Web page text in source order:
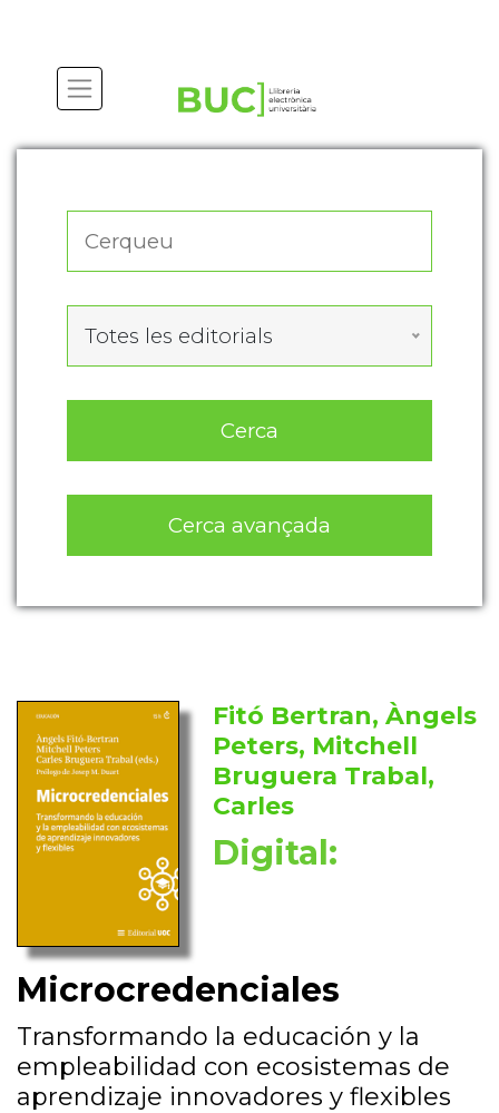
Totes les editorials
Cerca
Cerca avançada
Fitó Bertran, Àngels
Peters, Mitchell
Bruguera Trabal,
Carles
Digital:
Microcredenciales
Transformando la educación y la
empleabilidad con ecosistemas de
aprendizaje innovadores y flexibles